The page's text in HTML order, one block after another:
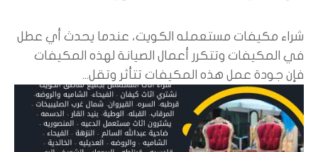
شراء مكيفات مستعمله الكويت، عندما يحدث أي عطل
في المكيفات وتتكرر أعمال الصيانة لهذه المكيفات
فإن جودة عمل هذه المكيفات تتأثر وتقل...